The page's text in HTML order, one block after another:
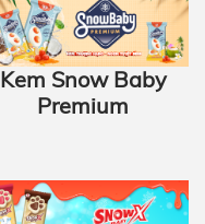
Kem Snow Baby
Premium